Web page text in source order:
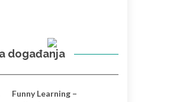
Video povodom
dana
događanja
Funny Learning –